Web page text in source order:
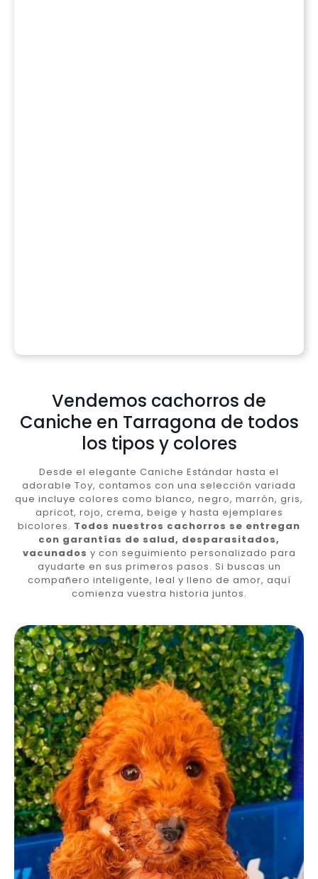
Vendemos cachorros de
Caniche en Tarragona de todos
los tipos y colores
Desde el elegante Caniche Estándar hasta el
adorable Toy, contamos con una selección variada
que incluye colores como blanco, negro, marrón, gris,
apricot, rojo, crema, beige y hasta ejemplares
bicolores. Todos nuestros cachorros se entregan
con garantías de salud, desparasitados,
vacunados y con seguimiento personalizado para
ayudarte en sus primeros pasos. Si buscas un
compañero inteligente, leal y lleno de amor, aquí
comienza vuestra historia juntos.